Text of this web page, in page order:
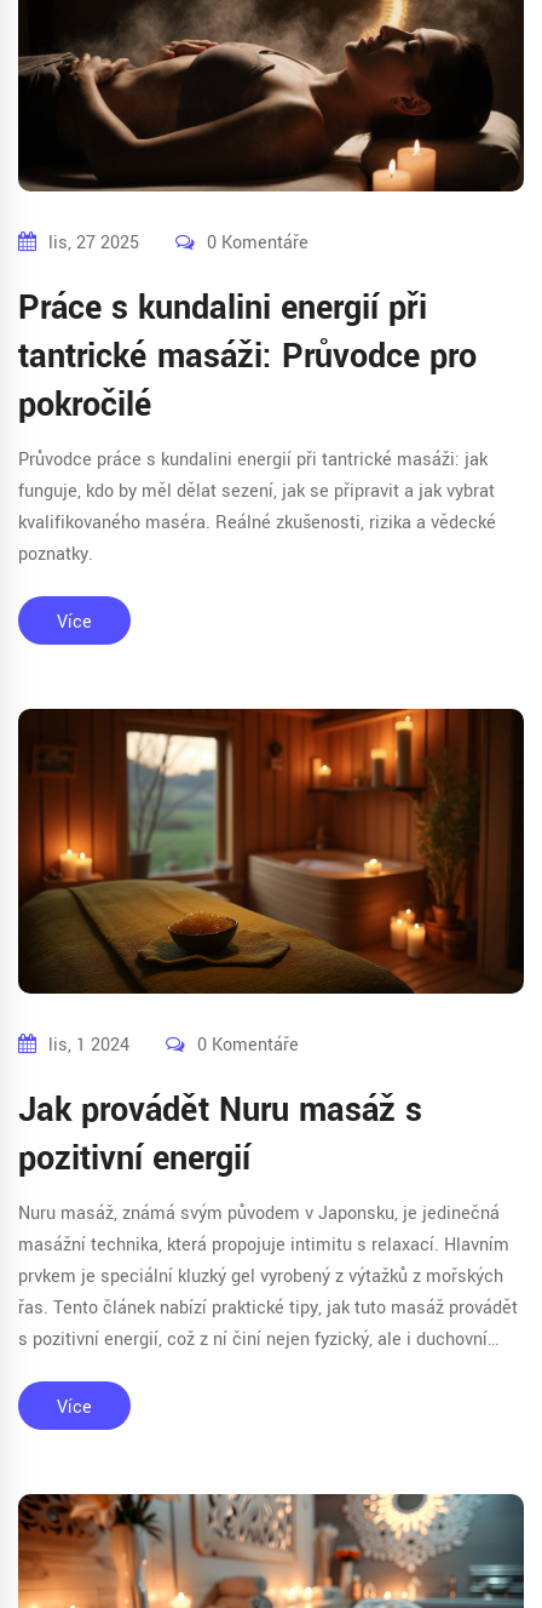
lis, 27 2025 0 Komentáře
Práce s kundalini energií při
tantrické masáži: Průvodce pro
pokročilé
Průvodce práce s kundalini energií při tantrické masáži: jak
funguje, kdo by měl dělat sezení, jak se připravit a jak vybrat
kvalifikovaného maséra. Reálné zkušenosti, rizika a vědecké
poznatky.
Více
lis, 1 2024 0 Komentáře
Jak provádět Nuru masáž s
pozitivní energií
Nuru masáž, známá svým původem v Japonsku, je jedinečná
masážní technika, která propojuje intimitu s relaxací. Hlavním
prvkem je speciální kluzký gel vyrobený z výtažků z mořských
řas. Tento článek nabízí praktické tipy, jak tuto masáž provádět
s pozitivní energií, což z ní činí nejen fyzický, ale i duchovní
prožitku, který může přinést.
Více